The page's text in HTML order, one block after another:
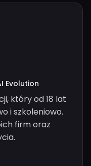
Evolution
który od 18 lat
i szkoleniowo.
firm oraz